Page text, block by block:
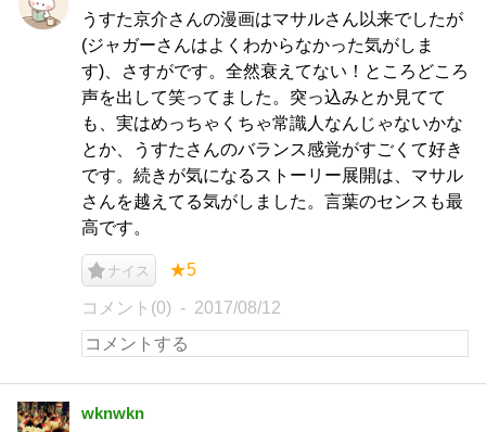
うすた京介さんの漫画はマサルさん以来でしたが
(ジャガーさんはよくわからなかった気がしま
す)、さすがです。全然衰えてない！ところどころ
声を出して笑ってました。突っ込みとか見てて
も、実はめっちゃくちゃ常識人なんじゃないかな
とか、うすたさんのバランス感覚がすごくて好き
です。続きが気になるストーリー展開は、マサル
さんを越えてる気がしました。言葉のセンスも最
高です。
ナイス ★5
コメント(0) 2017/08/12
wknwkn